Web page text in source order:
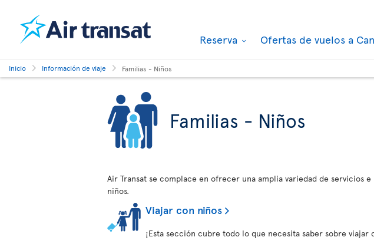
Reserva Ofertas de vuelos a
Inicio Información de viaje Familias - Niños
Familias - Niños
Air Transat se complace en ofrecer una amplia variedad de servicios
niños.
Viajar con niños
¡Esta sección cubre todo lo que necesita saber sobre viajar